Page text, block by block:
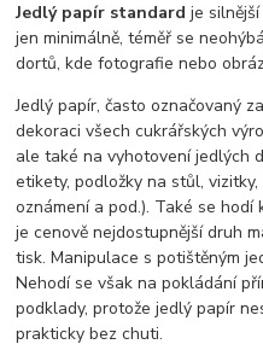
Jedlý papír standard je
jen minimálně, téměř se
dortů, kde fotografie nebo
Jedlý papír, často označovaný
dekoraci všech cukrářských
ale také na vyhotovení jedlých
etikety, podložky na stůl,
oznámení a pod.). Také se
je cenově nejdostupnější druh
tisk. Manipulace s potištěným
Nehodí se však na pokládání
podklady, protože jedlý papír
prakticky bez chuti.